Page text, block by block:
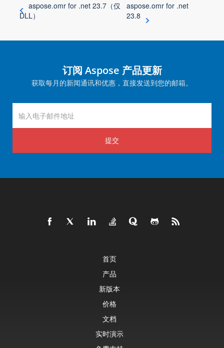
aspose.omr for .net 23.7（仅
DLL）
aspose.omr for .net
23.8
订阅 Aspose 产品更新
获取每月的新闻通讯和优惠，直接发送到您的邮箱。
提交
首页
产品
新版本
价格
文档
实时演示